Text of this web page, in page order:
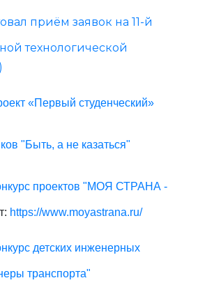
приём заявок на 11-й
технологической
«Первый студенческий»
"Быть, а не казаться"
проектов "МОЯ СТРАНА -
https://www.moyastrana.ru/
детских инженерных
транспорта"